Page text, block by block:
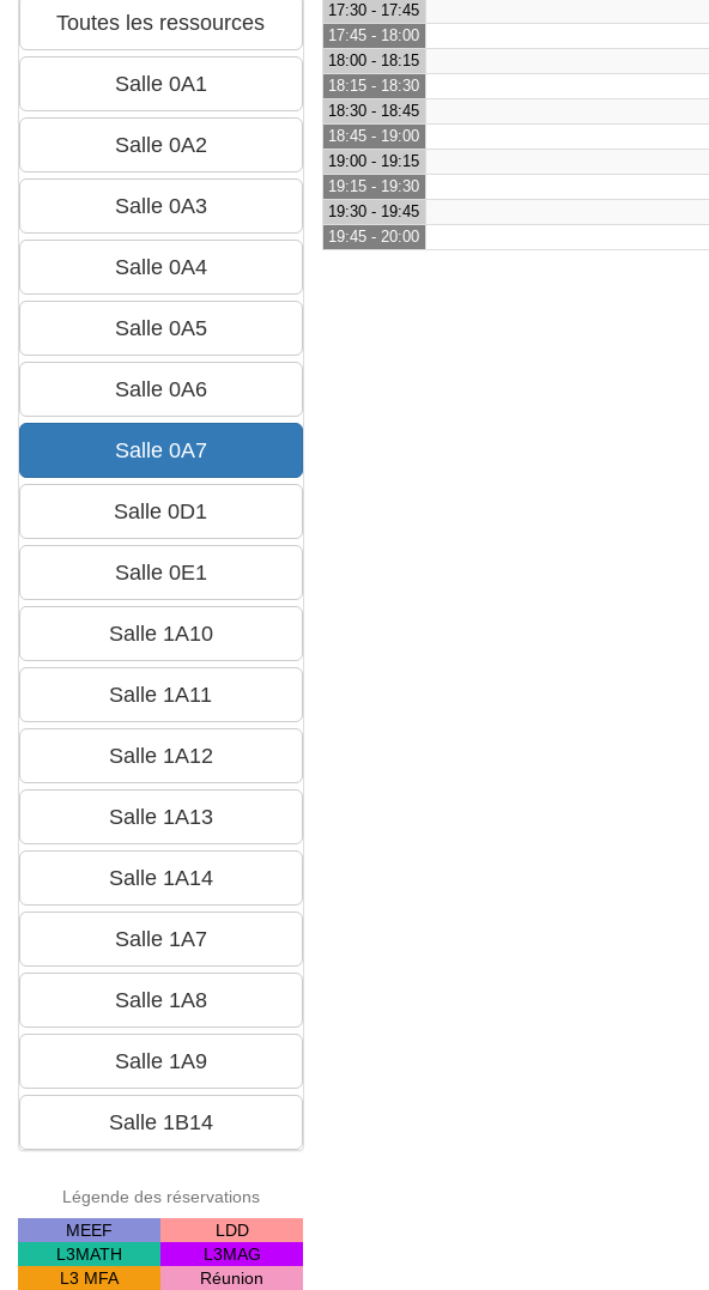
Légende des réservations
MEEF
LDD
L3MATH
L3MAG
L3 MFA
Réunion
17:30 - 17:45
17:45 - 18:00
18:00 - 18:15
18:15 - 18:30
18:30 - 18:45
18:45 - 19:00
19:00 - 19:15
19:15 - 19:30
19:30 - 19:45
19:45 - 20:00